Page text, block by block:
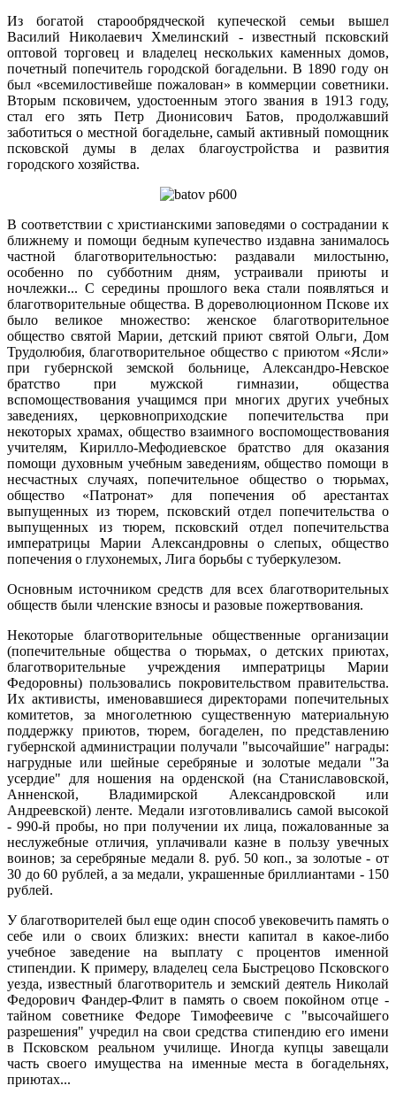
Из богатой старообрядческой купеческой семьи вышел
Василий Николаевич Хмелинский - известный псковский
оптовой торговец и владелец нескольких каменных домов,
почетный попечитель городской богадельни. В 1890 году он
был «всемилостивейше пожалован» в коммерции советники.
Вторым псковичем, удостоенным этого звания в 1913 году,
стал его зять Петр Дионисович Батов, продолжавший
заботиться о местной богадельне, самый активный помощник
псковской думы в делах благоустройства и развития
городского хозяйства.
В соответствии с христианскими заповедями о сострадании к
ближнему и помощи бедным купечество издавна занималось
частной благотворительностью: раздавали милостыню,
особенно по субботним дням, устраивали приюты и
ночлежки... С середины прошлого века стали появляться и
благотворительные общества. В дореволюционном Пскове их
было великое множество: женское благотворительное
общество святой Марии, детский приют святой Ольги, Дом
Трудолюбия, благотворительное общество с приютом «Ясли»
при губернской земской больнице, Александро-Невское
братство при мужской гимназии, общества
вспомоществования учащимся при многих других учебных
заведениях, церковноприходские попечительства при
некоторых храмах, общество взаимного воспомоществования
учителям, Кирилло-Мефодиевское братство для оказания
помощи духовным учебным заведениям, общество помощи в
несчастных случаях, попечительное общество о тюрьмах,
общество «Патронат» для попечения об арестантах
выпущенных из тюрем, псковский отдел попечительства о
выпущенных из тюрем, псковский отдел попечительства
императрицы Марии Александровны о слепых, общество
попечения о глухонемых, Лига борьбы с туберкулезом.
Основным источником средств для всех благотворительных
обществ были членские взносы и разовые пожертвования.
Некоторые благотворительные общественные организации
(попечительные общества о тюрьмах, о детских приютах,
благотворительные учреждения императрицы Марии
Федоровны) пользовались покровительством правительства.
Их активисты, именовавшиеся директорами попечительных
комитетов, за многолетнюю существенную материальную
поддержку приютов, тюрем, богаделен, по представлению
губернской администрации получали "высочайшие" награды:
нагрудные или шейные серебряные и золотые медали "За
усердие" для ношения на орденской (на Станиславовской,
Анненской, Владимирской Александровской или
Андреевской) ленте. Медали изготовливались самой высокой
- 990-й пробы, но при получении их лица, пожалованные за
неслужебные отличия, уплачивали казне в пользу увечных
воинов; за серебряные медали 8. руб. 50 коп., за золотые - от
30 до 60 рублей, а за медали, украшенные бриллиантами - 150
рублей.
У благотворителей был еще один способ увековечить память о
себе или о своих близких: внести капитал в какое-либо
учебное заведение на выплату с процентов именной
стипендии. К примеру, владелец села Быстрецово Псковского
уезда, известный благотворитель и земский деятель Николай
Федорович Фандер-Флит в память о своем покойном отце -
тайном советнике Федоре Тимофеевиче с "высочайшего
разрешения" учредил на свои средства стипендию его имени
в Псковском реальном училище. Иногда купцы завещали
часть своего имущества на именные места в богадельнях,
приютах...